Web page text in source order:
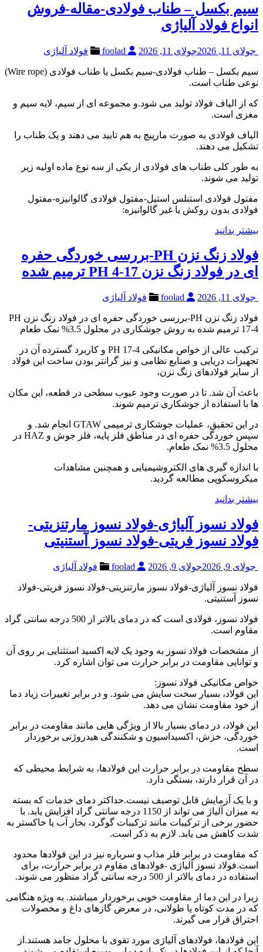
سیم بکسل – طناب فولادی-مقاله-فروش
انواع فولاد آلیاژی
جولای 11, 2026 جولای 11, 2026 فولاد آلیاژی
سیم بکسل – طناب فولادی-سیم بکسل یا طناب فولادی (Wire rope)
نوعی طناب است.
که از الیاف فولاد تولید می شود.و مجموعه ای از سیم، لایه سیم و
مغزی است.
الیاف فولادی به صورت مارپیچ به هم تابید می دهند و یک طناب را
تشکیل می دهند.
به طور کلی طناب های فولادی از یکی از سه نوع ماده اولیه زیر
تولید می شوند.
مفتول فولادی استنلس استیل-مفتول فولادی گالوانیزه-مفتول
فولادی بدون روکش یا غیر گالوانیزه:
بیشتر بدانید
فولاد زنگ نزن PH-بررسی خوردگی حفره
ای در فولاد زنگ نزن 17-4 PH ترمیم شده
جولای 11, 2026 فولاد آلیاژی
فولاد زنگ نزن PH-بررسی خوردگی حفره ای در فولاد زنگ نزن PH
17-4 ترمیم شده به روش جوشکاری در محلول 3.5% نمک طعام
ترکیب عالی از خواص مکانیکی PH 17-4 و کاربرد گسترده آن در
تجهیزات دریایی و صنایع نظامی و نیز گرانتر بودن ساخت این فولاد
از سایر فولادهای زنگ نزن،
باعث آن شد. تا در صورت وجود عیوب سطحی در قطعه، این مکان
ها با استفاده از جوشکاری ترمیم شوند.
در این تحقیق، عملیات جوشکاری ترمیمی GTAW انجام شد. و
سپس خوردگی حفره ای در مناطق فلز پایه، فلز جوش و HAZ در
محلول 3.5% نمک طعام.
با اندازه گیری های الکتروشیمیایی و همچنین مشاهدات
میکروسکوپی مطالعه گردید.
بیشتر بدانید
فولاد نسوز آلیاژی-فولاد نسوز مارتنزیتی-
فولاد نسوز فریتی-فولاد نسوز آستنیتی
جولای 9, 2026 جولای 9, 2026 فولاد آلیاژی
فولاد نسوز آلیاژی-فولاد نسوز مارتنزیتی-فولاد نسوز فریتی-فولاد
نسوز آستنیتی.
فولاد نسوز، فولادی است که در دمای بالاتر از 500 درجه سانتی گراد
مقاوم است.
از مشخصات فولاد نسوز به وجود یک لایه اکسید استثنایی بر روی آن
و توانایی مقاومت در برابر حرارت می توان اشاره کرد.
خواص مکانیکی فولاد نسوز:
این فولاد، بسیار سخت سایش می شود. و در برابر تغییرات زیاد دما
از خود مقاومت نشان می دهد.
این فولاد، در دمای بسیار بالا از ویژگی هایی مانند مقاومت در برابر
خوردگی، خزش، اکسیداسیون و شکنندگی هیدروژنی برخوردار
است.
سطح مقاومت در برابر حرارت این فولادها، به شرایط محیطی که
در آن قرار دارند، بستگی دارد.
و با یک آزمایش قابل توصیف نیست.حداکثر دمای خدمات که بسته
به میزان آلیاژ می تواند از 1150 درجه سانتی گراد افزایش یابد. با
حضور برخی از ترکیبات مانند ترکیبات گوگرد، بخار آب یا خاکستر به
شدت کاهش می یابد. لازم به ذکر است.
که مقاومت در برابر فلز مذاب و سرباره نیز در این فولادها محدود
است.فولاد نسوز آلیاژی -فولادهای مقاوم در برابر حرارت، برای
استفاده در دمای بالاتر از 500 درجه سانتی گراد منظور می شوند.
زیرا در این دما از مقاومت خوبی برخوردار میباشند. به ویژه هنگامی
که در مدت کوتاه یا طولانی، در معرض گازهای داغ و مخصولات
احتراق قرار می گیرند.
این فولادها، فولادهای آلیاژی مورد تقوی با محلول جامد هستند.از